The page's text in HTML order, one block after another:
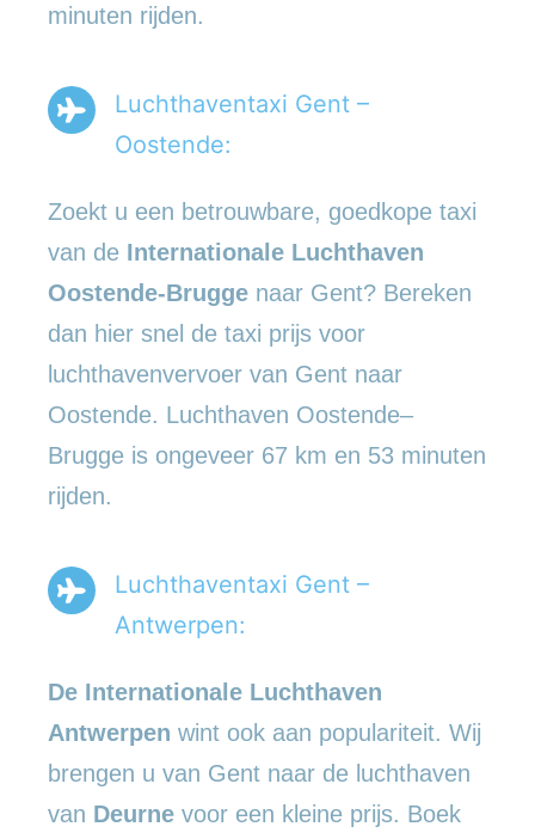
minuten rijden.
Luchthaventaxi Gent –
Oostende:
Zoekt u een betrouwbare, goedkope taxi
van de Internationale Luchthaven
Oostende-Brugge naar Gent? Bereken
dan hier snel de taxi prijs voor
luchthavenvervoer van Gent naar
Oostende. Luchthaven Oostende–
Brugge is ongeveer 67 km en 53 minuten
rijden.
Luchthaventaxi Gent –
Antwerpen:
De Internationale Luchthaven
Antwerpen wint ook aan populariteit. Wij
brengen u van Gent naar de luchthaven
van Deurne voor een kleine prijs. Boek